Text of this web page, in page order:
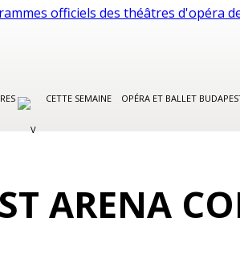
CETTE SEMAINE OPÉRA ET BALLET
ARENA